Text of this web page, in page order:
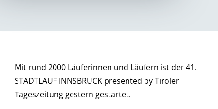
Mit rund 2000 Läuferinnen und Läufern ist der 41.
STADTLAUF INNSBRUCK presented by Tiroler
Tageszeitung gestern gestartet.